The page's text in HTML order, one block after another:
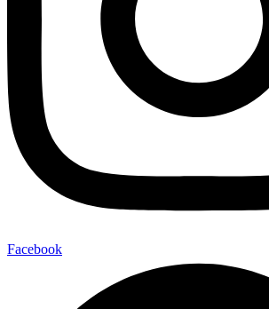
Facebook